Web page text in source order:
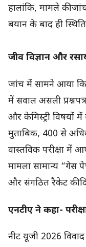
हालांकि, मामले की
बयान के बाद ही
जीव विज्ञान और
जांच में सामने आया
में सवाल असली
और केमिस्ट्री विषयों
मुताबिक, 400 से
वास्तविक परीक्षा में
मामला सामान्य
और संगठित रैकेट की
एनटीए ने कहा-
नीट यूजी 2026